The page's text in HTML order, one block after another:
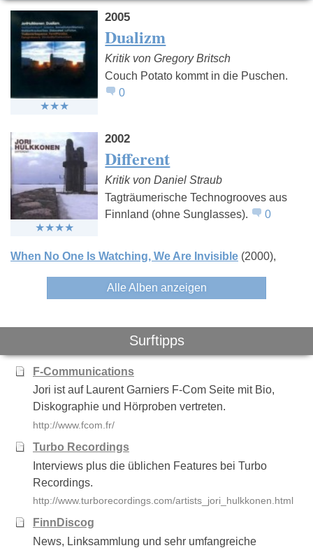
William Orbit
2005
Dualizm
Kritik von Gregory Britsch
Couch Potato kommt in die Puschen.
0
2002
Different
Kritik von Daniel Straub
Tagträumerische Technogrooves aus
Finnland (ohne Sunglasses).
0
When No One Is Watching, We Are Invisible (2000)
Alle Alben anzeigen
Surftipps
F-Communications
Jori ist auf Laurent Garniers F-Com Seite mit Bio,
Diskographie und Hörproben vertreten.
http://www.fcom.fr/
Turbo Recordings
Interviews plus die üblichen Features bei Turbo
Recordings.
http://www.turborecordings.com/artists_jori_hulkkonen.html
FinnDiscog
News, Linksammlung und sehr umfangreiche